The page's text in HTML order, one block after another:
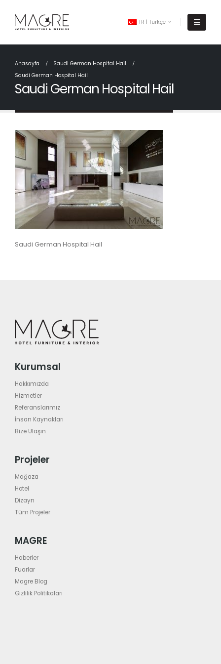
TR | Türkçe
Anasayfa
Saudi German Hospital Hail
Saudi German Hospital Hail
Saudi German Hospital Hail
Saudi German Hospital Hail
Kurumsal
Hakkımızda
Hizmetler
Referanslarımız
İnsan Kaynakları
Bize Ulaşın
Projeler
Mağaza
Hotel
Dizayn
Tüm Projeler
MAGRE
Haberler
Fuarlar
Magre Blog
Gizlilik Politikaları